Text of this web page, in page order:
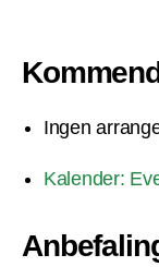
Ingen
Kalender: